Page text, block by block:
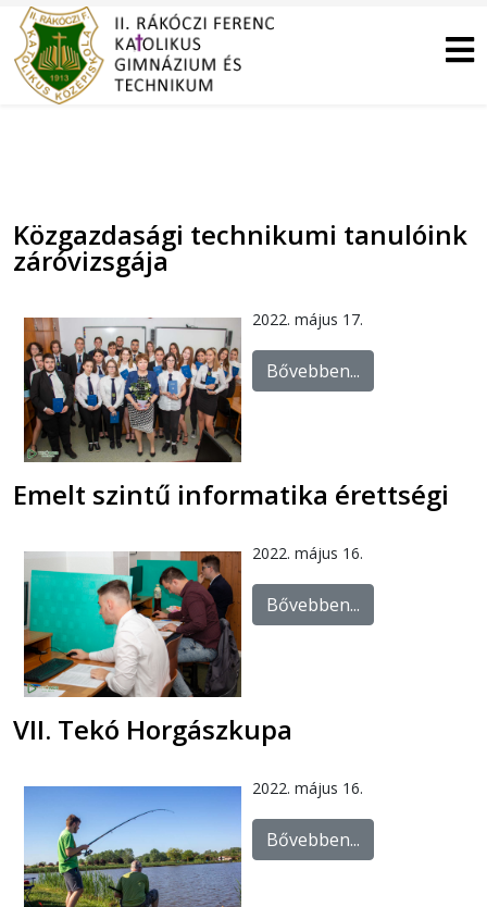
Közgazdasági technikumi tanulóink
záróvizsgája
2022. május 17.
Bővebben...
Emelt szintű informatika érettségi
2022. május 16.
Bővebben...
VII. Tekó Horgászkupa
2022. május 16.
Bővebben...